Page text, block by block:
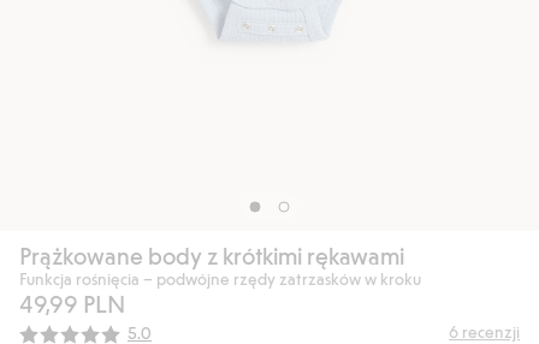
Prążkowane body z krótkimi rękawami
Funkcja rośnięcia – podwójne rzędy zatrzasków w kroku
49,99 PLN
Średnia ocena:
5.0 6 recenzji